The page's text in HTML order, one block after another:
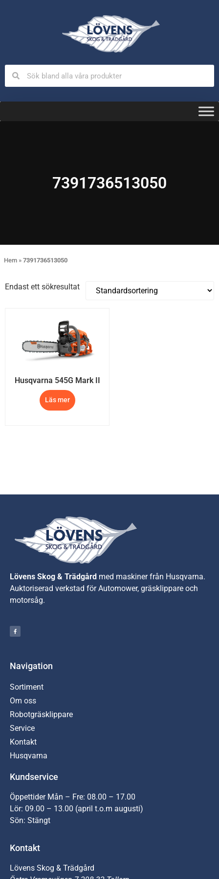
7391736513050
Hem » 7391736513050
Endast ett sökresultat
Husqvarna 545G Mark II
Läs mer
Lövens Skog & Trädgård med maskiner från Husqvarna.
Auktoriserad verkstad för Automower, gräsklippare och
motorsåg.
Navigation
Sortiment
Om oss
Robotgräsklippare
Service
Kontakt
Husqvarna
Kundservice
Öppettider Mån – Fre: 08.00 – 17.00
Lör: 09.00 – 13.00 (april t.o.m augusti)
Sön: Stängt
Kontakt
Lövens Skog & Trädgård